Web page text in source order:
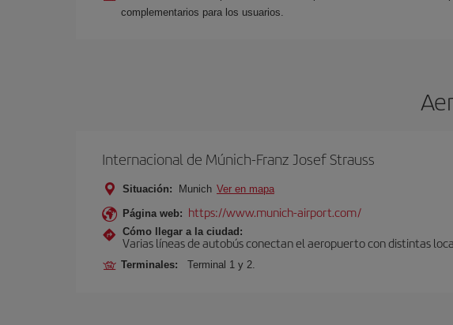
complementarios para los usuarios.
Internacional de Múnich-Franz Josef Strauss
Situación: Munich Ver en mapa
Página web: https://www.munich-airport.com/
Cómo llegar a la ciudad:
Varias líneas de autobús conectan el aeropuerto con distintas
Terminales: Terminal 1 y 2.